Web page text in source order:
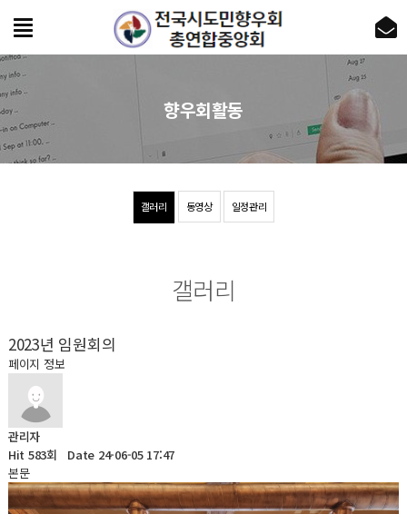
갤러리 동영상 일정관리
향우회활동
갤러리
2023년 임원회의
페이지 정보
관리자
Hit 583회
Date 24-06-05 17:47
본문